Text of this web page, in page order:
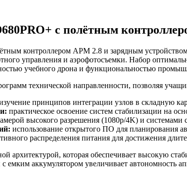
с полётным
контроллером APM 2.8 и зарядным
управления и аэрофотосъемки. Набор
учебного дрона и функциональностью
технической направленности, позволяя
принципов интеграции узлов в складную
практическое освоение систем стабилизации на
высокого разрешения (1080p/4K) и системами
использование открытого ПО для планирования
распределения питания для достижения
архитектурой, которая обеспечивает высокую
емким аккумулятором увеличивает автономность